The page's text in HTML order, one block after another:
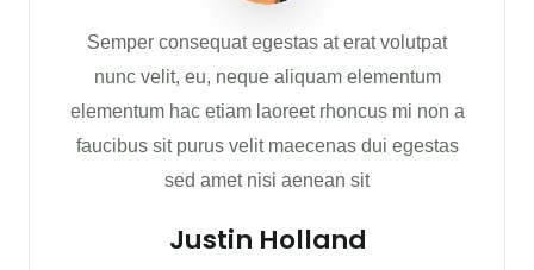
Semper consequat egestas at erat volutpat
nunc velit, eu, neque aliquam elementum
elementum hac etiam laoreet rhoncus mi non a
faucibus sit purus velit maecenas dui egestas
sed amet nisi aenean sit
Justin Holland